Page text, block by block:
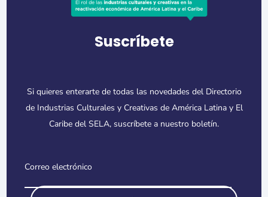
Suscríbete
Si quieres enterarte de todas las novedades del Directorio
de Industrias Culturales y Creativas de América Latina y El
Caribe del SELA, suscríbete a nuestro boletín.